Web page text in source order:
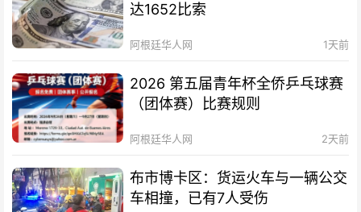
达1652比索
阿根廷华人网 1天前
2026 第五届青年杯全侨乒乓球赛
（团体赛）比赛规则
阿根廷华人网 2天前
布市博卡区：货运火车与一辆公交
车相撞，已有7人受伤